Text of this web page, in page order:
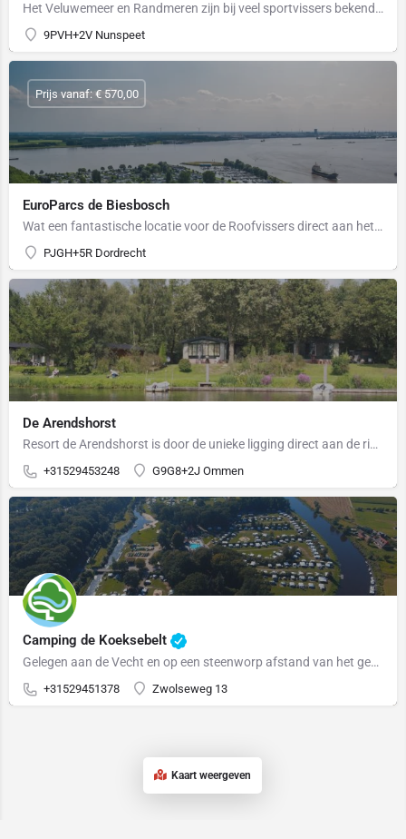
Het Veluwemeer en Randmeren zijn bij veel sportvissers bekend om het bestand aan grote snoek, karper en de…
9PVH+2V Nunspeet
EuroParcs de Biesbosch
Wat een fantastische locatie voor de Roofvissers direct aan het Hollandsdiep en het Haringvliet en op…
PJGH+5R Dordrecht
Prijs vanaf: € 570,00
De Arendshorst
Resort de Arendshorst is door de unieke ligging direct aan de rivier de Vecht, een waar paradijs voor…
+31529453248 G9G8+2J Ommen
Camping de Koeksebelt
Gelegen aan de Vecht en op een steenworp afstand van het gezellige stadje Ommen, is het goed toeven op de…
+31529451378 Zwolseweg 13
Kaart weergeven